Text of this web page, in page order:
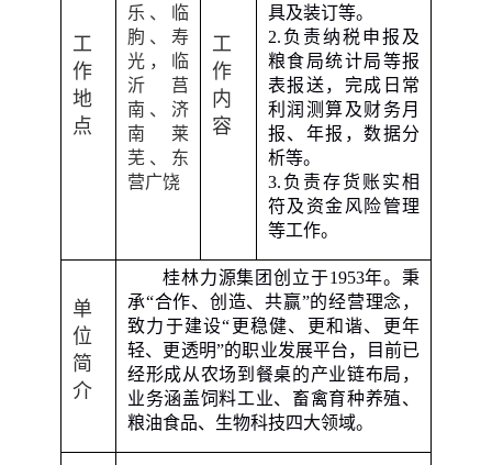
工
作
地
点
乐、临
朐、寿
光，临
沂莒
南、济
南莱
芜、东
营广饶
工
作
内
容
具及装订等。
2. 负责纳税申报及
粮食局统计局等报
表报送，完成日常
利润测算及财务月
报、年报，数据分
析等。
3. 负责存货账实相
符及资金风险管理
等工作。
单
位
简
介
桂林力源集团创立于1953年。秉
承“合作、创造、共赢”的经营理念，
致力于建设“更稳健、更和谐、更年
轻、更透明”的职业发展平台，目前已
经形成从农场到餐桌的产业链布局，
业务涵盖饲料工业、畜禽育种养殖、
粮油食品、生物科技四大领域。